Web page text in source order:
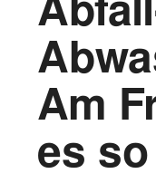
Logos
Bilder
Kontakt
Am
es